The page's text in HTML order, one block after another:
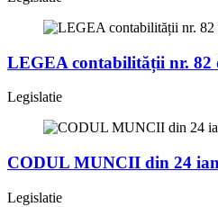
LEGEA contabilității nr. 82
Legislatie
CODUL MUNCII din 24
Legislatie